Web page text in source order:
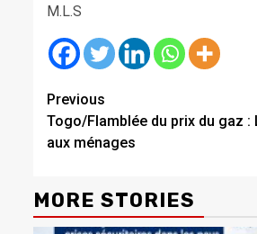
M.L.S
Continue
Reading
Previous
Togo/Flamblée du prix du gaz
aux ménages
MORE STORIES